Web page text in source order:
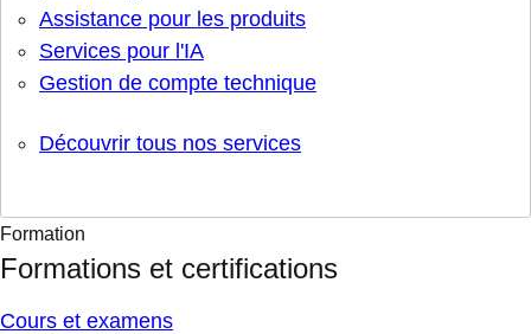
Assistance pour les produits
Services pour l'IA
Gestion de compte technique
Découvrir tous nos services
Formation
Formations et certifications
Cours et examens